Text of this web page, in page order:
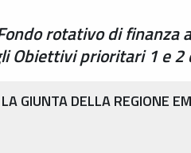
rotativo di finanza
Obiettivi prioritari 1 e 2
LA GIUNTA DELLA REGIONE